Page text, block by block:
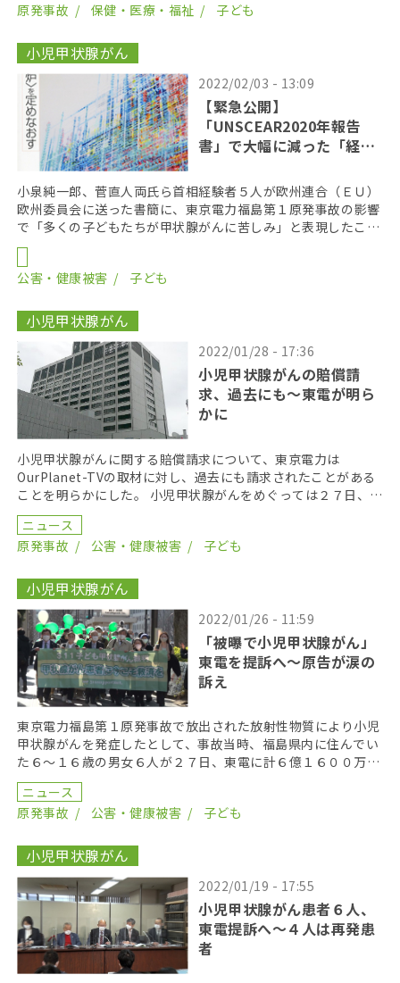
原発事故
保健・医療・福祉 子ども
小児甲状腺がん
2022/02/03 - 13:09
【緊急公開】
「UNSCEAR2020年報告
書」で大幅に減った「経口
る
小泉純一郎、菅直人両氏ら首相経験者５人が欧州連合（ＥＵ）
欧州委員会に送った書簡に、東京電力福島第１原発事故の影響
で「多くの子どもたちが甲状腺がんに苦しみ」と表現したこと
をめぐり、岸田文雄首相は２月２日の衆議院予算委員会で […]
公害・健康被害
子ども
小児甲状腺がん
2022/01/28 - 17:36
小児甲状腺がんの賠償請
求、過去にも〜東電が明ら
かに
小児甲状腺がんに関する賠償請求について、東京電力は
OurPlanet-TVの取材に対し、過去にも請求されたことがある
ことを明らかにした。 小児甲状腺がんをめぐっては２７日、福
島原発事故当時、福島県内に住んでいた男女６人が […]
ニュース
原発事故
公害・健康被害 子ども
小児甲状腺がん
2022/01/26 - 11:59
「被曝で小児甲状腺がん」
東電を提訴へ〜原告が涙の
訴え
東京電力福島第１原発事故で放出された放射性物質により小児
甲状腺がんを発症したとして、事故当時、福島県内に住んでい
た６～１６歳の男女６人が２７日、東電に計６億１６００万円
の損害賠償を求める裁判を東京地裁に起こした。原告弁護 […]
ニュース
原発事故
公害・健康被害 子ども
小児甲状腺がん
2022/01/19 - 17:55
小児甲状腺がん患者６人、
東電提訴へ〜４人は再発患
者